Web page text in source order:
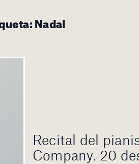
Nadal
Recital del
Company. 20